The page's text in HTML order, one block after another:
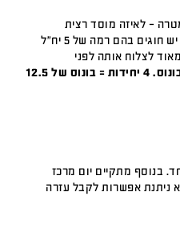
– לאיזה מוסד רצית
להתקבל, לאיזה חוג ופקולטה וכו'. יש חוגים בהם רמה של 5 יח"ל
לצלוח אותה לפני
בנוסף, יש את עניין הבונוס. 4 יחידות = בונוס של 12.5
בנוסף מתקיים יום מרכז
ניתנת אפשרות לקבל עזרה